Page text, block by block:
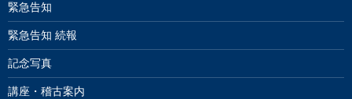
緊急告知
緊急告知 続報
記念写真
講座・稽古案内